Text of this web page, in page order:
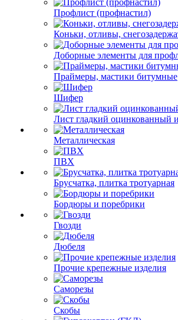
Профлист (профнастил)
Коньки, отливы,
Доборные элементы для
Праймеры, мастики битумные
Шифер
Лист гладкий оцинкованный
Металлическая
ПВХ
Брусчатка, плитка тротуарная
Бордюры и поребрики
Гвозди
Дюбеля
Прочие крепежные изделия
Саморезы
Скобы